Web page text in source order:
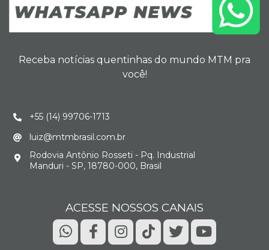
Receba notícias quentinhas do mundo MTM pra
você!
+55 (14) 99706-1713
luiz@mtmbrasil.com.br
Rodovia Antônio Rosseti - Pq. Industrial
Manduri - SP, 18780-000, Brasil
ACESSE NOSSOS CANAIS